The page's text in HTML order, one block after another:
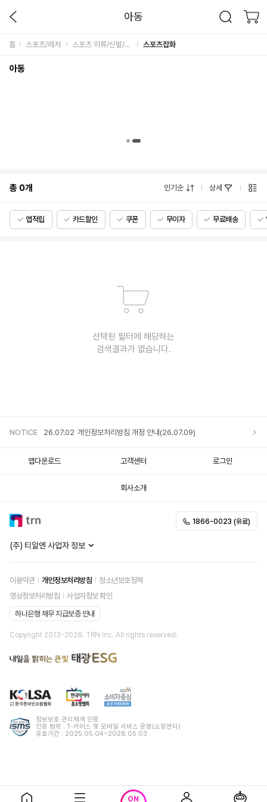
아동
홈 스포츠/레저 스포츠 의류/신발/잡화 스포츠잡화
아동
총 0개 인기순 상세
앱적립 카드할인 쿠폰 무이자 무료배송
선택된 필터에 해당하는
검색결과가 없습니다.
NOTICE 26.07.02 개인정보처리방침 개정 안내(26.07.09)
앱다운로드 고객센터 로그인
회사소개
(주) 티알엔 사업자 정보
이용약관 개인정보처리방침
청소년보호정책
영상정보처리방침
사업자정보 확인
하나은행 채무 지급보증 안내
Copyright 2013-2026. TRN Inc. All rights reserved.
정보보호 관리체계 인증
인증 범위 : T-커머스 및 모바일 서비스 운영(쇼핑엔티)
유효기간 : 2025.05.04~2028.05.03
1866-0023 (유료)
ON